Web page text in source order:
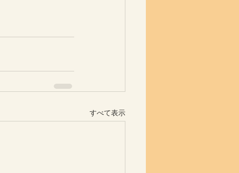
すべて表示